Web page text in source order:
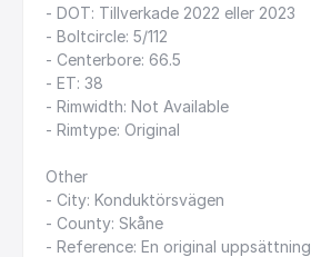
- DOT: Tillverkade 2022 eller 2023
- Boltcircle: 5​/​112
- Centerbore: 66.5
- ET: 38
- Rimwidth: Not Available
- Rimtype: Original
Other
- City: Konduktörsvägen
- County: Skåne
- Reference: En original uppsättning